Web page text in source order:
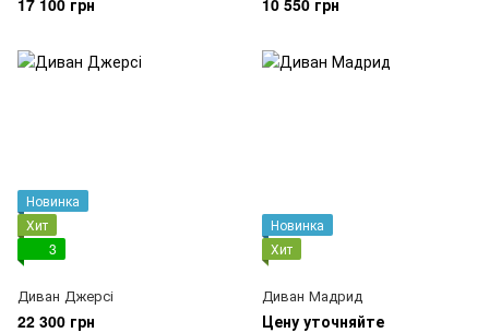
17 100 грн 10 550 грн
Новинка
Хит
3
Диван Джерсі
22 300 грн
Новинка
Хит
Диван Мадрид
Цену уточняйте